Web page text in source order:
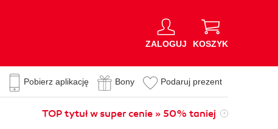
ZALOGUJ KOSZYK
Pobierz aplikację Bony Podaruj prezent
TOP tytuł w super cenie » 50% taniej